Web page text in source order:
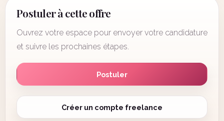
Postuler à cette offre
Ouvrez votre espace pour envoyer votre candidature
et suivre les prochaines étapes.
Postuler
Créer un compte freelance